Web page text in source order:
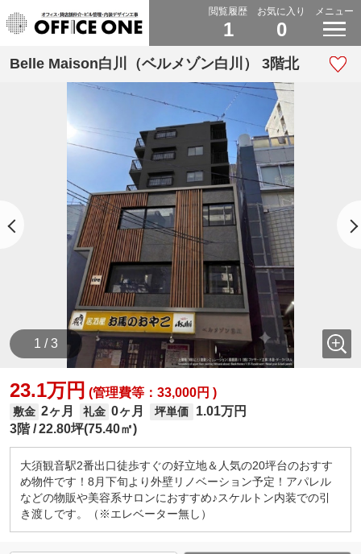
閲覧履歴
1
お気に入り
0
メニュー
Belle Maison白川（ベルメゾン白川） 3階北
1 / 3
23.1万円 (管理費等：33,000円 )
敷金 2ヶ月 礼金 0ヶ月 坪単価
1.01万円
3階 22.80坪(75.40㎡)
大須観音駅2番出口徒歩すぐの好立地＆人気の20坪台のおすす
め物件です！8月下旬より外壁リノベーション予定！アパレル
などの物販や美容系サロンにおすすめ♪スケルトン内装での引
き渡しです。（※エレベーター無し）